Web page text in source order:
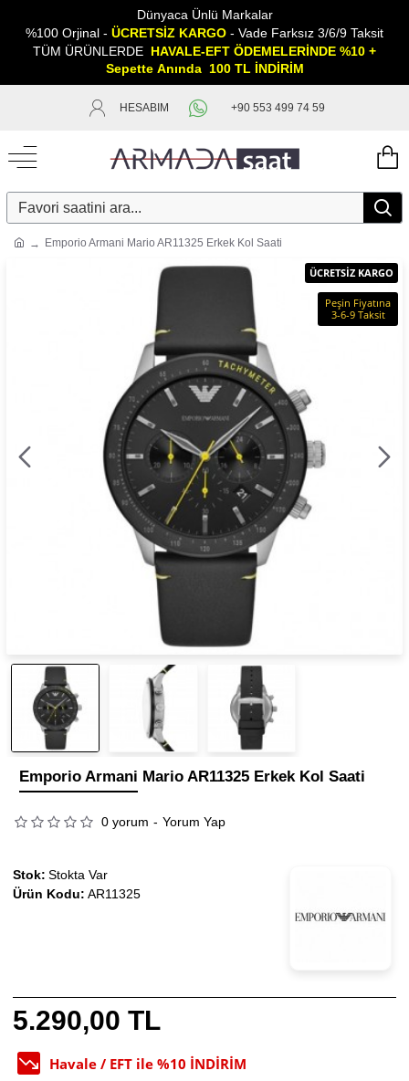
Dünyaca Ünlü Markalar
%100 Orjinal - ÜCRETSİZ KARGO - Vade Farksız 3/6/9 Taksit
TÜM ÜRÜNLERDE HAVALE-EFT ÖDEMELERİNDE %10 +
Sepette Anında 100 TL İNDİRİM
HESABIM +90 553 499 74 59
Emporio Armani Mario AR11325 Erkek Kol Saati
ÜCRETSİZ KARGO
Peşin Fiyatına
3-6-9 Taksit
Emporio Armani Mario AR11325 Erkek Kol Saati
0 yorum - Yorum Yap
5.290,00 TL
Havale / EFT ile %10 İNDİRİM
Stok: Stokta Var
Ürün Kodu: AR11325